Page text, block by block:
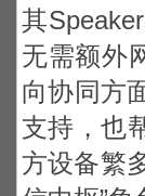
其
无需额外
向协同方
支持，也
方设备繁